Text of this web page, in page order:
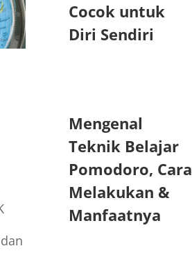
Cocok untuk
Diri Sendiri
Mengenal
Teknik Belajar
Pomodoro, Cara
Melakukan &
Manfaatnya